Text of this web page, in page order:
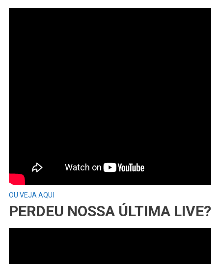
OU VEJA AQUI
PERDEU NOSSA ÚLTIMA LIVE?